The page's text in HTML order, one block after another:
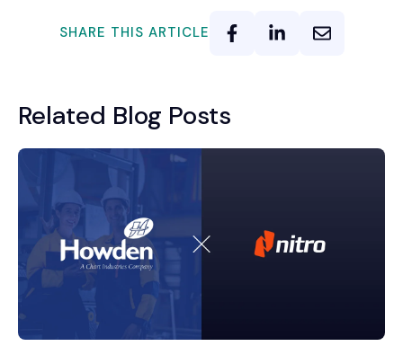
SHARE THIS ARTICLE
Related Blog Posts